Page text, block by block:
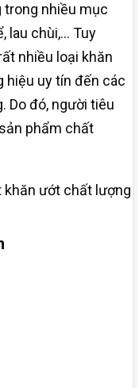
trong nhiều mục
lau chùi,… Tuy
nhiều loại khăn
hiệu uy tín đến các
Do đó, người tiêu
phẩm chất
khăn ướt chất lượng